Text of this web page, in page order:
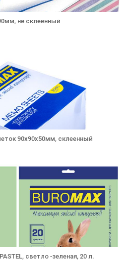
не склеенный
90х90х50мм, склеенный
светло -зеленая, 20 л.